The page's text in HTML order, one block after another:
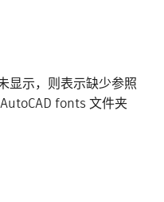
显示，则表示缺少参照
fonts 文件夹